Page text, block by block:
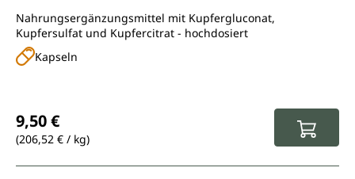
Nahrungsergänzungsmittel mit Kupfergluconat,
Kupfersulfat und Kupfercitrat - hochdosiert
Kapseln
9,50 €
(206,52 € / kg)